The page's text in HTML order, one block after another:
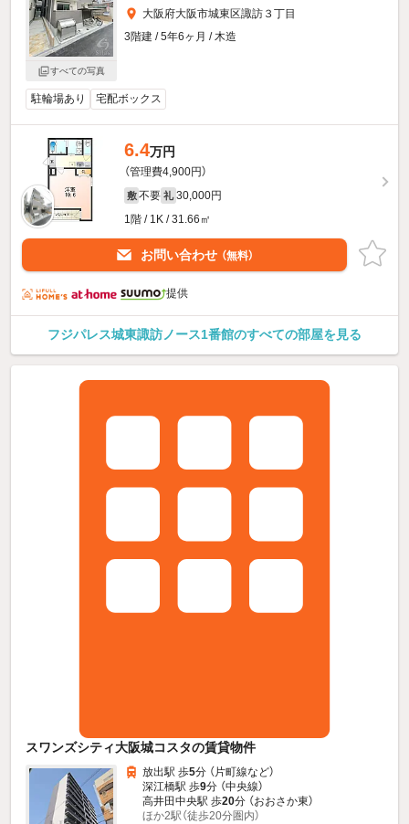
すべての写真
大阪府大阪市城東区諏訪３丁目
3階建 / 5年6ヶ月 / 木造
駐輪場あり 宅配ボックス
6.4万円
（管理費4,900円）
敷 不要 礼 30,000円
1階 / 1K / 31.66㎡
お問い合わせ （無料）
提供
フジパレス城東諏訪ノース1番館のすべての部屋を見る
スワンズシティ大阪城コスタの賃貸物件
放出駅 歩5分 （片町線など）
深江橋駅 歩9分 （中央線）
高井田中央駅 歩20分 （おおさか東）
ほか2駅（徒歩20分圏内）